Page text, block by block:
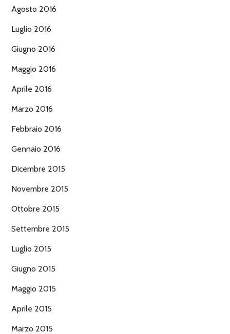
Agosto 2016
Luglio 2016
Giugno 2016
Maggio 2016
Aprile 2016
Marzo 2016
Febbraio 2016
Gennaio 2016
Dicembre 2015
Novembre 2015
Ottobre 2015
Settembre 2015
Luglio 2015
Giugno 2015
Maggio 2015
Aprile 2015
Marzo 2015